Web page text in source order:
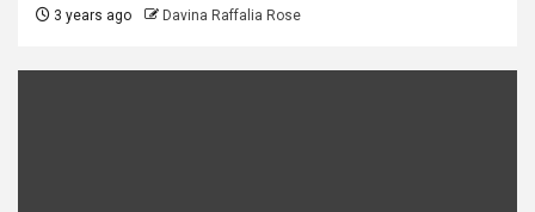
3 years ago Davina Raffalia Rose